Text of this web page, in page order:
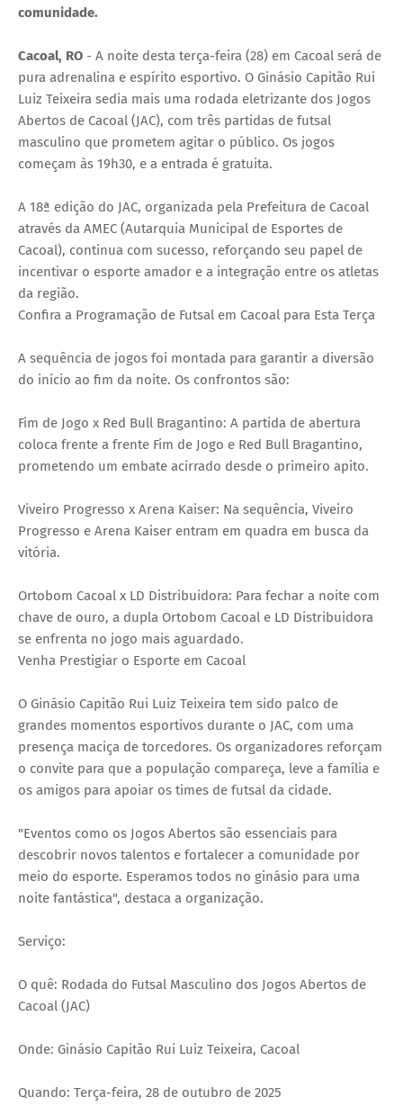
comunidade.
Cacoal, RO - A noite desta terça-feira (28) em Cacoal será de
pura adrenalina e espírito esportivo. O Ginásio Capitão Rui
Luiz Teixeira sedia mais uma rodada eletrizante dos Jogos
Abertos de Cacoal (JAC), com três partidas de futsal
masculino que prometem agitar o público. Os jogos
começam às 19h30, e a entrada é gratuita.
A 18ª edição do JAC, organizada pela Prefeitura de Cacoal
através da AMEC (Autarquia Municipal de Esportes de
Cacoal), continua com sucesso, reforçando seu papel de
incentivar o esporte amador e a integração entre os atletas
da região.
Confira a Programação de Futsal em Cacoal para Esta Terça
A sequência de jogos foi montada para garantir a diversão
do início ao fim da noite. Os confrontos são:
Fim de Jogo x Red Bull Bragantino: A partida de abertura
coloca frente a frente Fim de Jogo e Red Bull Bragantino,
prometendo um embate acirrado desde o primeiro apito.
Viveiro Progresso x Arena Kaiser: Na sequência, Viveiro
Progresso e Arena Kaiser entram em quadra em busca da
vitória.
Ortobom Cacoal x LD Distribuidora: Para fechar a noite com
chave de ouro, a dupla Ortobom Cacoal e LD Distribuidora
se enfrenta no jogo mais aguardado.
Venha Prestigiar o Esporte em Cacoal
O Ginásio Capitão Rui Luiz Teixeira tem sido palco de
grandes momentos esportivos durante o JAC, com uma
presença maciça de torcedores. Os organizadores reforçam
o convite para que a população compareça, leve a família e
os amigos para apoiar os times de futsal da cidade.
"Eventos como os Jogos Abertos são essenciais para
descobrir novos talentos e fortalecer a comunidade por
meio do esporte. Esperamos todos no ginásio para uma
noite fantástica", destaca a organização.
Serviço:
O quê: Rodada do Futsal Masculino dos Jogos Abertos de
Cacoal (JAC)
Onde: Ginásio Capitão Rui Luiz Teixeira, Cacoal
Quando: Terça-feira, 28 de outubro de 2025